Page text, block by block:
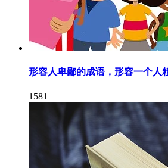
形容人卑鄙的成语，形容一个人
1581